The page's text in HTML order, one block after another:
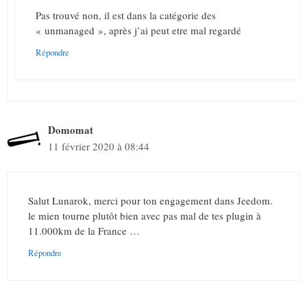
Pas trouvé non, il est dans la catégorie des
« unmanaged », après j’ai peut etre mal regardé
Répondre
Domomat
11 février 2020 à 08:44
Salut Lunarok, merci pour ton engagement dans Jeedom.
le mien tourne plutôt bien avec pas mal de tes plugin à
11.000km de la France …
Répondre